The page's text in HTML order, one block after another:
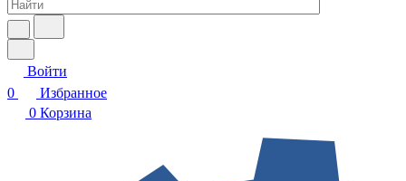
Войти
0
Избранное
0 Корзина